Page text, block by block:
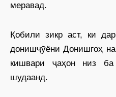
меравад.
Қобили зикр аст, ки
донишҷӯёни Донишгоҳ
кишвари ҷаҳон низ
шудаанд.